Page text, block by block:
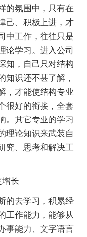
的氛围中，只有在
己、积极上进，才
中工作，往往只是
论学习。进入公司
知，自己只对结构
知识还不甚了解，
，才能使结构专业
很好的衔接，全套
。其它专业的学习
理论知识来武装自
究、思考和解决工
长
去学习，积累经
工作能力，能够从
事能力、文字语言